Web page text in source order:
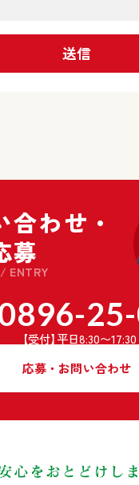
合わせ・
募
ENTRY
【受付】平日8:30〜17:30
応募・お問い合わせ